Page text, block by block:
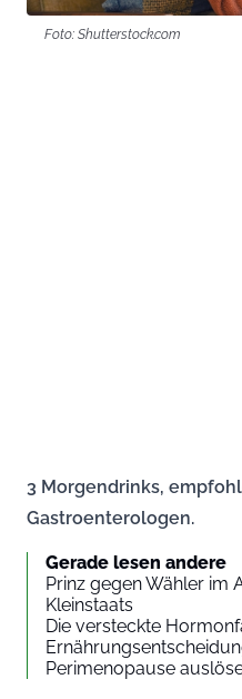
Foto: Shutterstock.com
3 Morgendrinks,
Gastroenterologen.
Gerade lesen andere
Prinz gegen Wähler im
Kleinstaats
Die versteckte
Perimenopause